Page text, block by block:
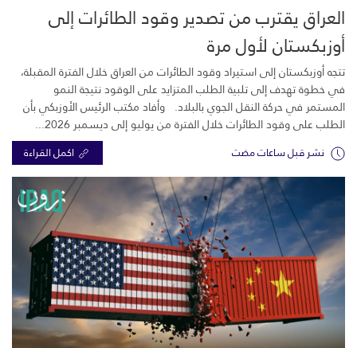
العراق يقترب من تصدير وقود الطائرات إلى
أوزبكستان لأول مرة
تتجه أوزبكستان إلى استيراد وقود الطائرات من العراق خلال الفترة المقبلة،
في خطوة تهدف إلى تلبية الطلب المتزايد على الوقود نتيجة النمو
المستمر في حركة النقل الجوي بالبلاد. وأفاد مكتب الرئيس الأوزبكي بأن
الطلب على وقود الطائرات خلال الفترة من يوليو إلى ديسمبر 2026...
نشر قبل ساعات مضت اكمل القراءة